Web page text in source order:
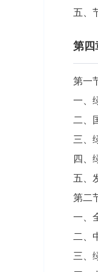
五、
第四
第一
一、
二、
三、
四、
五、
第二
一、
二、
三、